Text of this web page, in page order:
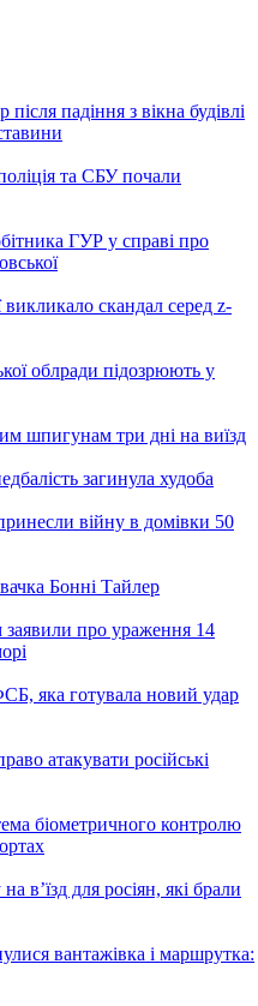
падіння з вікна будівлі
та СБУ почали
ГУР у справі про
скандал серед z-
облради підозрюють у
шпигунам три дні на виїзд
загинула худоба
війну в домівки 50
Бонні Тайлер
заявили про ураження 14
яка готувала новий удар
атакувати російські
біометричного контролю
в’їзд для росіян, які брали
вантажівка і маршрутка: